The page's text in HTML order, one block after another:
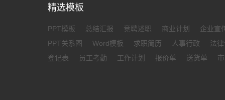
精选模板
PPT模板 总结汇报 竞聘述职 商业计划
企业宣
PPT关系图
Word模板 求职简历 人事行政
法
登记表
员工考勤 工作计划 报价单 送货单